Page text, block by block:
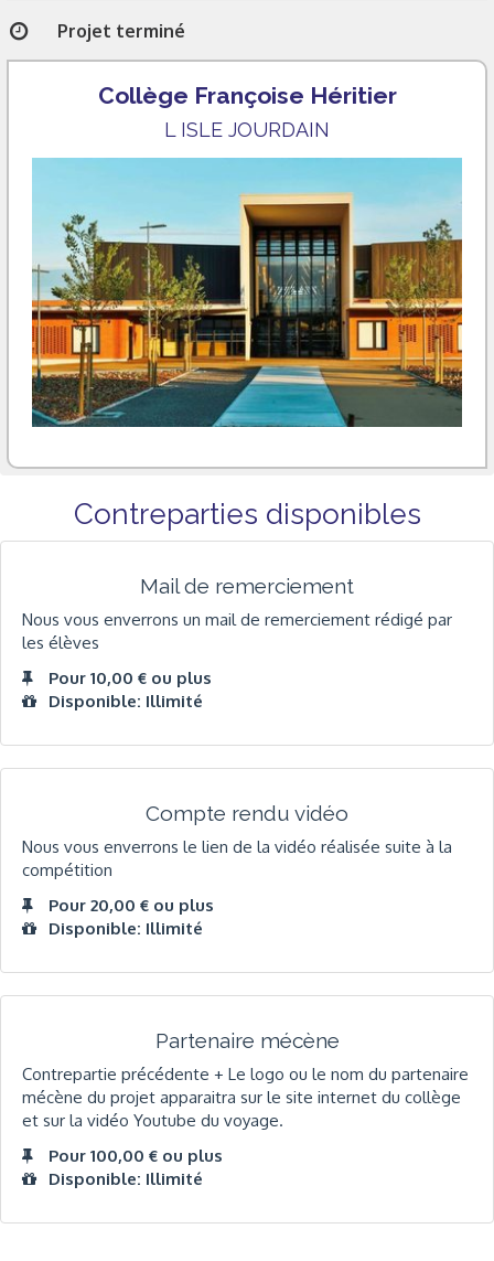
Projet terminé
Collège Françoise Héritier
L ISLE JOURDAIN
Contreparties disponibles
Mail de remerciement
Nous vous enverrons un mail de remerciement rédigé par
les élèves
Pour 10,00 € ou plus
Disponible: Illimité
Compte rendu vidéo
Nous vous enverrons le lien de la vidéo réalisée suite à la
compétition
Pour 20,00 € ou plus
Disponible: Illimité
Partenaire mécène
Contrepartie précédente + Le logo ou le nom du partenaire
mécène du projet apparaitra sur le site internet du collège
et sur la vidéo Youtube du voyage.
Pour 100,00 € ou plus
Disponible: Illimité